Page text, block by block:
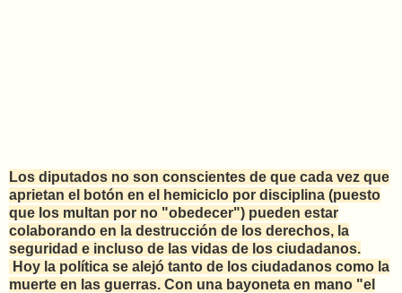
Los diputados no son conscientes de que cada vez que
aprietan el botón en el hemiciclo por disciplina (puesto
que los multan por no "obedecer") pueden estar
colaborando en la destrucción de los derechos, la
seguridad e incluso de las vidas de los ciudadanos.
Hoy la política se alejó tanto de los ciudadanos como la
muerte en las guerras. Con una bayoneta en mano "el